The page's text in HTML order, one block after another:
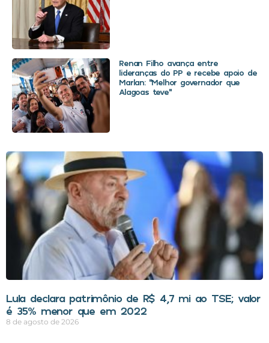
Renan Filho avança entre
lideranças do PP e recebe apoio de
Marlan: “Melhor governador que
Alagoas teve”
Lula declara patrimônio de R$ 4,7 mi ao TSE; valor
é 35% menor que em 2022
8 de agosto de 2026